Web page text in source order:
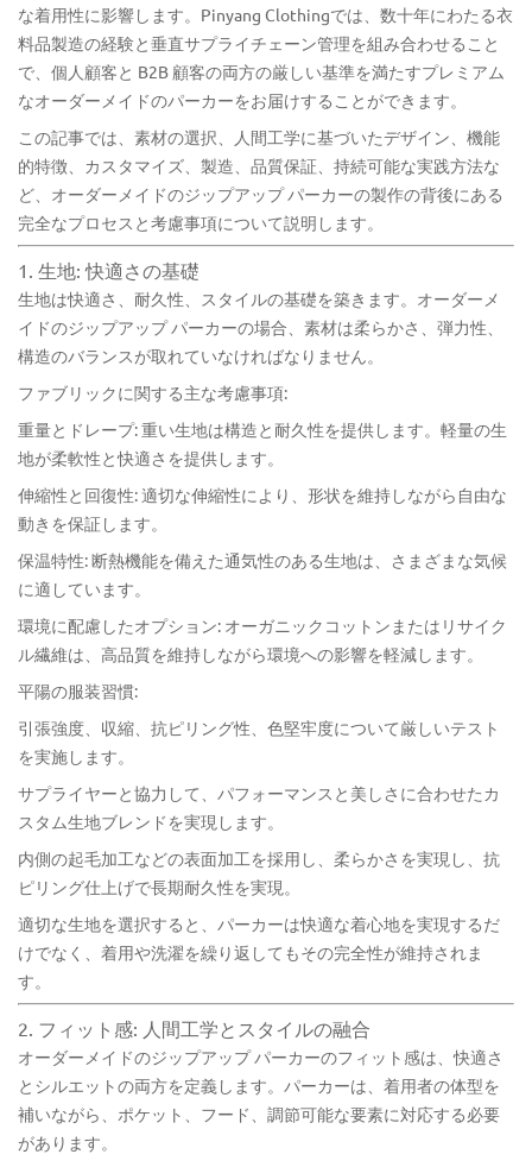
な着用性に影響します。 Pinyang Clothingでは 、数十年にわたる衣
料品製造の経験と垂直サプライチェーン管理を組み合わせること
で、個人顧客と B2B 顧客の両方の厳しい基準を満たすプレミアム
なオーダーメイドのパーカーをお届けすることができます。
この記事では、素材の選択、人間工学に基づいたデザイン、機能
的特徴、カスタマイズ、製造、品質保証、持続可能な実践方法な
ど、オーダーメイドのジップアップ パーカーの製作の背後にある
完全なプロセスと考慮事項について説明します。
1. 生地: 快適さの基礎
生地は快適さ、耐久性、スタイルの基礎を築きます。オーダーメ
イドのジップアップ パーカーの場合、素材は柔らかさ、弾力性、
構造のバランスが取れていなければなりません。
ファブリックに関する主な考慮事項:
重量とドレープ: 重い生地は構造と耐久性を提供します。軽量の生
地が柔軟性と快適さを提供します。
伸縮性と回復性: 適切な伸縮性により、形状を維持しながら自由な
動きを保証します。
保温特性: 断熱機能を備えた通気性のある生地は、さまざまな気候
に適しています。
環境に配慮したオプション: オーガニックコットンまたはリサイク
ル繊維は、高品質を維持しながら環境への影響を軽減します。
平陽の服装習慣:
引張強度、収縮、抗ピリング性、色堅牢度について厳しいテスト
を実施します。
サプライヤーと協力して、パフォーマンスと美しさに合わせたカ
スタム生地ブレンドを実現します。
内側の起毛加工などの表面加工を採用し、柔らかさを実現し、抗
ピリング仕上げで長期耐久性を実現。
適切な生地を選択すると、パーカーは快適な着心地を実現するだ
けでなく、着用や洗濯を繰り返してもその完全性が維持されま
す。
2. フィット感: 人間工学とスタイルの融合
オーダーメイドのジップアップ パーカーのフィット感は、快適さ
とシルエットの両方を定義します。パーカーは、着用者の体型を
補いながら、ポケット、フード、調節可能な要素に対応する必要
があります。